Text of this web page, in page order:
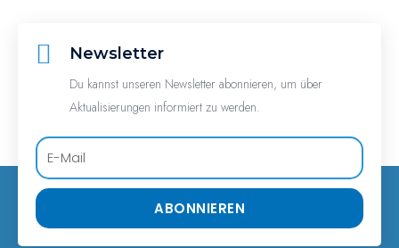
Newsletter
Du kannst unseren Newsletter abonnieren, um über
Aktualisierungen informiert zu werden.
ABONNIEREN